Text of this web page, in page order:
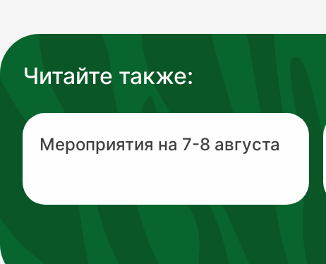
Читайте также:
Мероприятия на 7-8 августа